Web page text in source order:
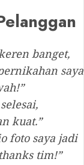
banget,
saya
kuat.”
foto saya jadi
tim!”